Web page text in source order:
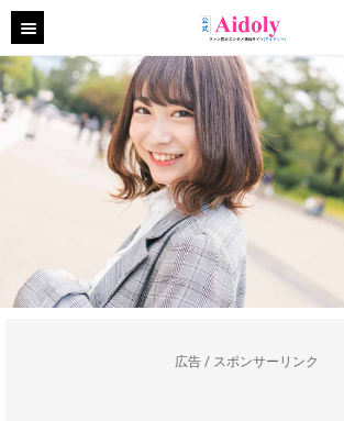
広告 / スポンサーリンク